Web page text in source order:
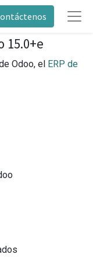
15.0+e
Odoo, el ERP de